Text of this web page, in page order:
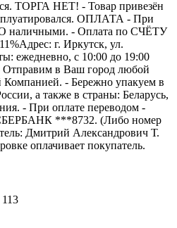
ТОРГА НЕТ! - Товар привезён
ОПЛАТА - При
наличными. - Оплата по СЧЁТУ
г. Иркутск, ул.
ежедневно, с 10:00 до 19:00
Отправим в Ваш город любой
- Бережно упакуем в
а также в страны: Беларусь,
- При оплате переводом -
***8732. (Либо номер
Дмитрий Александрович Т.
оплачивает покупатель.